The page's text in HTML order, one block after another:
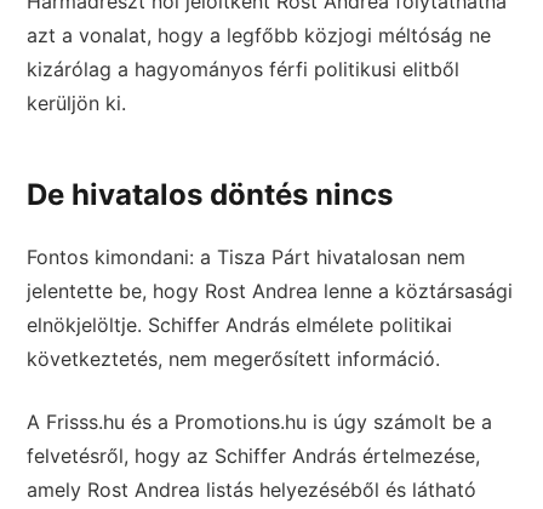
azt a vonalat, hogy a legfőbb közjogi méltóság ne
kizárólag a hagyományos férfi politikusi elitből
kerüljön ki.
De hivatalos döntés nincs
Fontos kimondani: a Tisza Párt hivatalosan nem
jelentette be, hogy Rost Andrea lenne a köztársasági
elnökjelöltje. Schiffer András elmélete politikai
következtetés, nem megerősített információ.
A Frisss.hu és a Promotions.hu is úgy számolt be a
felvetésről, hogy az Schiffer András értelmezése,
amely Rost Andrea listás helyezéséből és látható